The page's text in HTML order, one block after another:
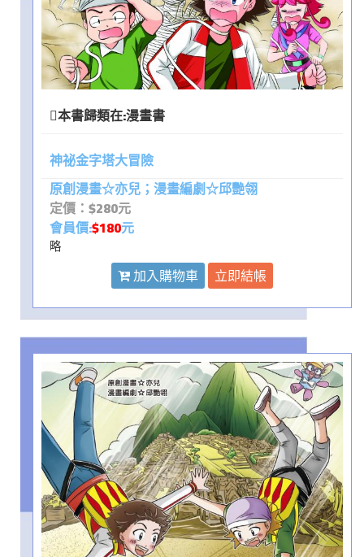
本書歸類在:漫畫書
神祕金字塔大冒險
原創漫畫☆亦兒；漫畫編劇☆邱艷翎
定價：$280元
會員價:$180元
略
加入購物車 立即結帳